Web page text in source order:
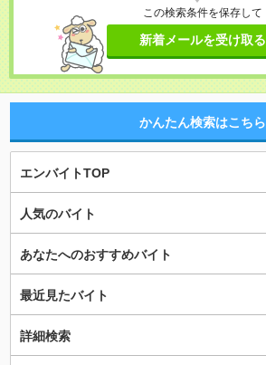
この検索条件を保存して
新着メールを受け取る
かんたん検索はこちら
エンバイトTOP
人気のバイト
あなたへのおすすめバイト
最近見たバイト
詳細検索